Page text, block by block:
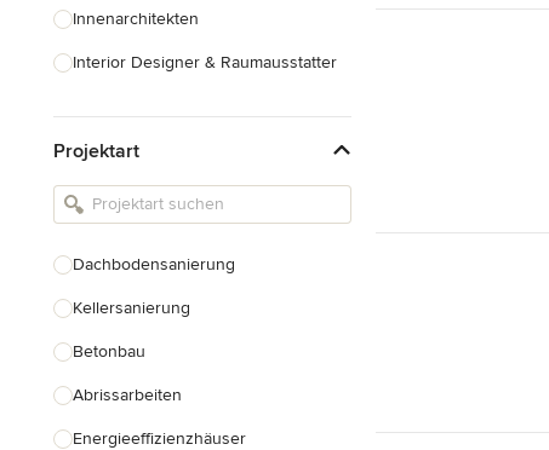
Innenarchitekten
Interior Designer & Raumausstatter
Landschaftsarchitekten
Armaturen & Sanitärbedarf
Projektart
Dachbodensanierung
Kellersanierung
Betonbau
Abrissarbeiten
Energieeffizienzhäuser